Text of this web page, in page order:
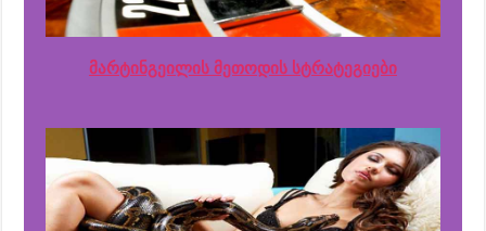
მარტინგეილის მეთოდის სტრატეგიები